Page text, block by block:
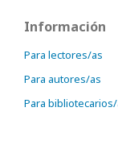
Información
Para lectores/as
Para autores/as
Para